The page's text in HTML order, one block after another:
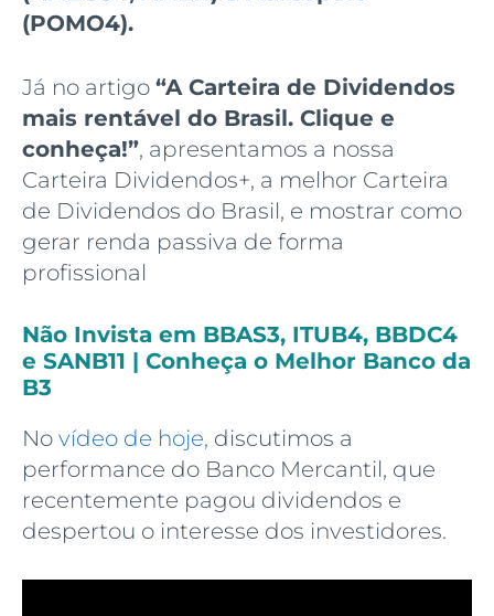
(POMO4).
Já no artigo “A Carteira de Dividendos
mais rentável do Brasil. Clique e
conheça!”, apresentamos a nossa
Carteira Dividendos+, a melhor Carteira
de Dividendos do Brasil, e mostrar como
gerar renda passiva de forma
profissional
Não Invista em BBAS3, ITUB4, BBDC4
e SANB11 | Conheça o Melhor Banco da
B3
No vídeo de hoje, discutimos a
performance do Banco Mercantil, que
recentemente pagou dividendos e
despertou o interesse dos investidores.